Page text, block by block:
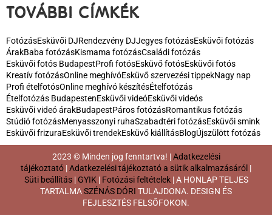
TOVÁBBI CÍMKÉK
FotózásEsküvői DJRendezvény DJJegyes fotózásEsküvői fotózás
ÁrakBaba fotózásKismama fotózásCsaládi fotózás
Esküvői fotós BudapestProfi fotósEsküvő fotósEsküvői fotós
Kreatív fotózásOnline meghívóEsküvő szervezési tippekNagy nap
Profi ételfotósOnline meghívó készítésÉtelfotózás
Ételfotózás BudapestenEsküvői videóEsküvői videós
Esküvői videó árakBudapestPáros fotózásRomantikus fotózás
Stúdió fotózásMenyasszonyi ruhaSzabadtéri fotózásEsküvői smink
Esküvői frizuraEsküvői trendekEsküvő kiállításBlogÚjszülött fotózás
2023 © Minden jog fenntartva! |Adatkezelési
tájékoztató |Adatkezelési tájékoztató a sütik alkalmazásáról |
Süti beállítás|GYIK | Fotózási feltételek| A HONLAP TELJES
TARTALMASZÉNÁS DÓRI TULAJDONA. DESIGN ÉS
FEJLESZTÉS FELSŐFOKON.